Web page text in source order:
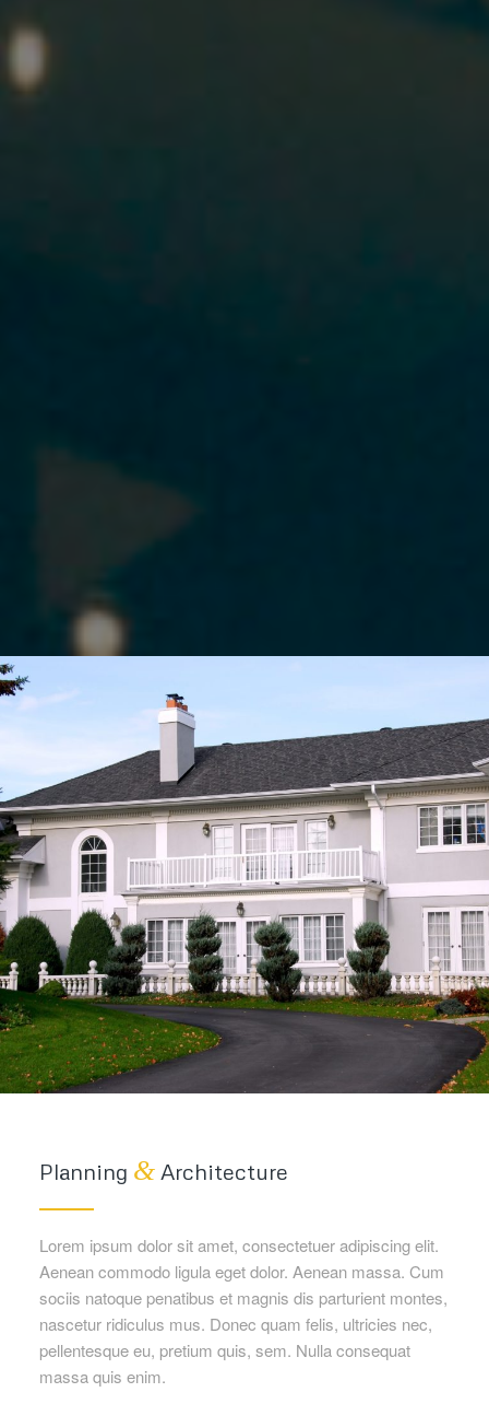
Planning &Architecture
Lorem ipsum dolor sit amet, consectetuer adipiscing elit.
Aenean commodo ligula eget dolor. Aenean massa. Cum
sociis natoque penatibus et magnis dis parturient montes,
nascetur ridiculus mus. Donec quam felis, ultricies nec,
pellentesque eu, pretium quis, sem. Nulla consequat
massa quis enim.